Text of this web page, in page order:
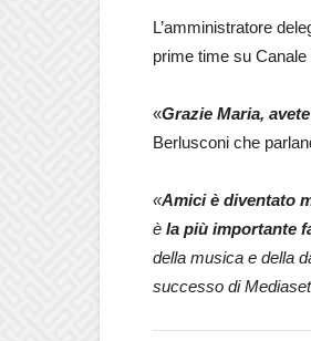
L’amministratore
prime time su Canale
«Grazie Maria,
Berlusconi che
«Amici è diventato
è la più importante
della musica e della
successo di